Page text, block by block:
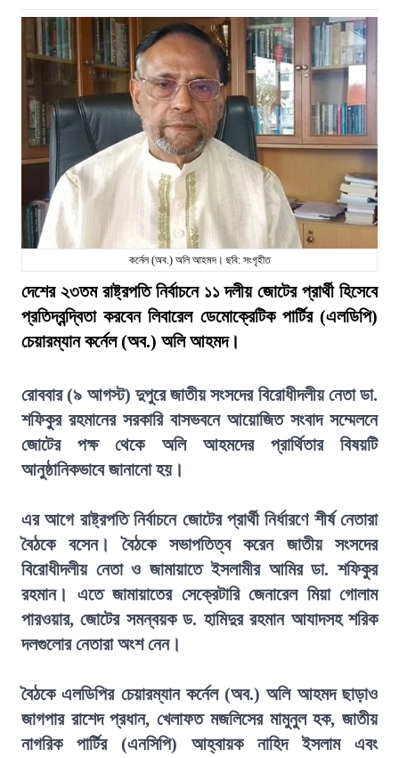
কর্নেল (অব.) অলি আহমদ। ছবি: সংগৃহীত
দেশের ২৩তম রাষ্ট্রপতি নির্বাচনে ১১ দলীয় জোটের প্রার্থী হিসেবে
প্রতিদ্বন্দ্বিতা করবেন লিবারেল ডেমোক্রেটিক পার্টির (এলডিপি)
চেয়ারম্যান কর্নেল (অব.) অলি আহমদ।
রোববার (৯ আগস্ট) দুপুরে জাতীয় সংসদের বিরোধীদলীয় নেতা ডা.
শফিকুর রহমানের সরকারি বাসভবনে আয়োজিত সংবাদ সম্মেলনে
জোটের পক্ষ থেকে অলি আহমদের প্রার্থিতার বিষয়টি
আনুষ্ঠানিকভাবে জানানো হয়।
এর আগে রাষ্ট্রপতি নির্বাচনে জোটের প্রার্থী নির্ধারণে শীর্ষ নেতারা
বৈঠকে বসেন। বৈঠকে সভাপতিত্ব করেন জাতীয় সংসদের
বিরোধীদলীয় নেতা ও জামায়াতে ইসলামীর আমির ডা. শফিকুর
রহমান। এতে জামায়াতের সেক্রেটারি জেনারেল মিয়া গোলাম
পারওয়ার, জোটের সমন্বয়ক ড. হামিদুর রহমান আযাদসহ শরিক
দলগুলোর নেতারা অংশ নেন।
বৈঠকে এলডিপির চেয়ারম্যান কর্নেল (অব.) অলি আহমদ ছাড়াও
জাগপার রাশেদ প্রধান, খেলাফত মজলিসের মামুনুল হক, জাতীয়
নাগরিক পার্টির (এনসিপি) আহ্বায়ক নাহিদ ইসলাম এবং